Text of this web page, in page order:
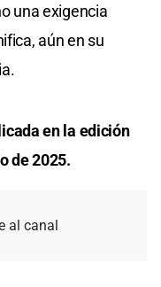
una exigencia
aún en su
en la edición
de 2025.
al canal